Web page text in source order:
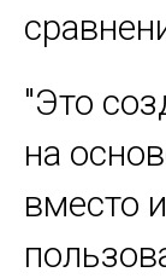
"Это
на
вместо